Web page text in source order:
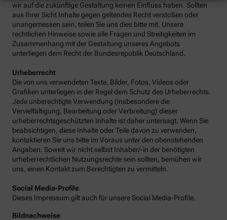
wir auf die zukünftige Gestaltung keinen Einfluss haben. Sollten
aus Ihrer Sicht Inhalte gegen geltendes Recht verstoßen oder
unangemessen sein, teilen Sie uns dies bitte mit. Unsere
rechtlichen Hinweise sowie alle Fragen und Streitigkeiten im
Zusammenhang mit der Gestaltung unseres Angebots
unterliegen dem Recht der Bundesrepublik Deutschland.
Urheberrecht
Die von uns verwendeten Texte, Bilder, Fotos, Videos oder
Grafiken unterliegen in der Regel dem Schutz des Urheberrechts.
Jede unberechtigte Verwendung (insbesondere die
Vervielfältigung, Bearbeitung oder Verbreitung) dieser
urheberrechtsgeschützten Inhalte ist daher untersagt. Wenn Sie
beabsichtigen, diese Inhalte oder Teile davon zu verwenden,
kontaktieren Sie uns bitte im Voraus unter den obenstehenden
Angaben. Soweit wir nicht selbst Inhaber/-in der benötigten
urheberrechtlichen Nutzungsrechte sein sollten, bemühen wir
uns, einen Kontakt zum Berechtigten zu vermitteln.
Social Media-Profile
Dieses Impressum gilt auch für unsere Social Media-Profile.
Bildnachweise